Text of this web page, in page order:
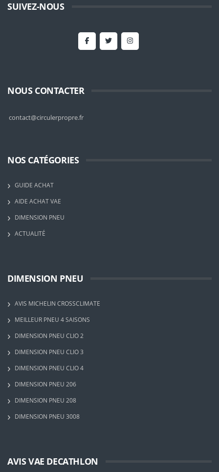
SUIVEZ-NOUS
NOUS CONTACTER
contact@circulerpropre.fr
NOS CATÉGORIES
GUIDE ACHAT
AIDE ACHAT VAE
DIMENSION PNEU
ACTUALITÉ
DIMENSION PNEU
AVIS MICHELIN CROSSCLIMATE
MEILLEUR PNEU 4 SAISONS
DIMENSION PNEU CLIO 2
DIMENSION PNEU CLIO 3
DIMENSION PNEU CLIO 4
DIMENSION PNEU 206
DIMENSION PNEU 208
DIMENSION PNEU 3008
AVIS VAE DECATHLON